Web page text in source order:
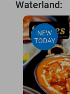
Waterland:
NEW
TODAY